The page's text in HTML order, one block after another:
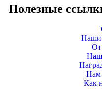
Полезные
Наши
Нам
Как